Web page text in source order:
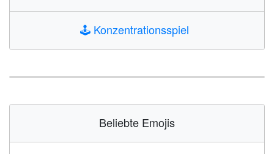
🕹️ Konzentrationsspiel
Beliebte Emojis